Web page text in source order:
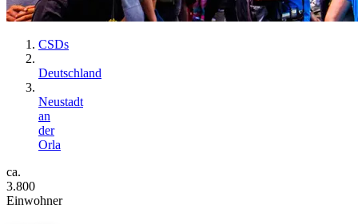
CSDs
Deutschland
Neustadt
an
der
Orla
ca.
3.800
Einwohner